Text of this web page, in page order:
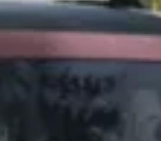
Posti vacanti
Mondo California
Rivista e guida California
Collezione California
App California